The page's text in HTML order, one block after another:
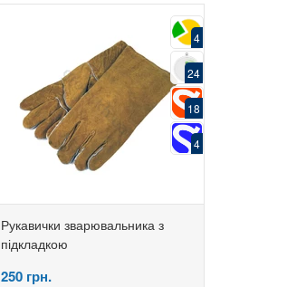
4
24
18
4
Рукавички зварювальника з
підкладкою
250 грн.